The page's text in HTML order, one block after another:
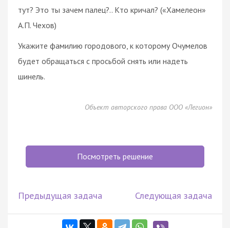
тут? Это ты зачем палец?.. Кто кричал? («Хамелеон»
А.П. Чехов)
Укажите фамилию городового, к которому Очумелов
будет обращаться с просьбой снять или надеть
шинель.
Объект авторского права ООО «Легион»
Посмотреть решение
Предыдущая задача Следующая задача